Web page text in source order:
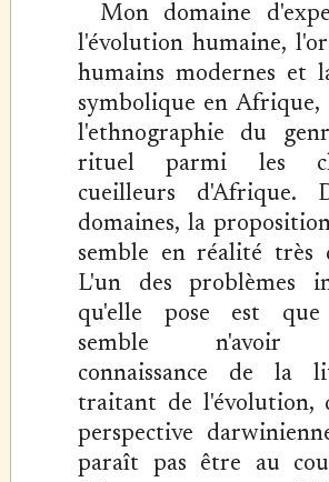
Mon domaine
l'évolution humaine,
humains modernes et
symbolique en Afrique,
l'ethnographie du
rituel parmi les
cueilleurs d'Afrique.
domaines, la
semble en réalité très
L'un des problèmes
qu'elle pose est que
semble n'avoir
connaissance de la
traitant de l'évolution,
perspective
paraît pas être au